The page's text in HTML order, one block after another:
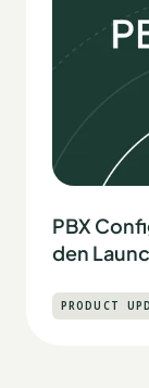
PBX
den
PRODUCT